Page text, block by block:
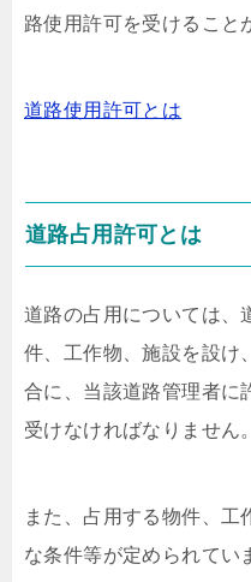
路使用許可を受けること
道路使用許可とは
道路占用許可とは
道路の占用については、
件、工作物、施設を設け
合に、当該道路管理者に
受けなければなりません。
また、占用する物件、工
な条件等が定められてい